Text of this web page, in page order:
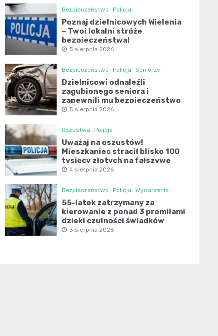
Bezpieczeństwo Policja
Poznaj dzielnicowych Wielenia
– Twoi lokalni stróże
bezpieczeństwa!
5 sierpnia 2026
Bezpieczeństwo Policja Seniorzy
Dzielnicowi odnaleźli
zagubionego seniora i
zapewnili mu bezpieczeństwo
5 sierpnia 2026
Oszustwa Policja
Uważaj na oszustów!
Mieszkaniec stracił blisko 100
tysięcy złotych na fałszywe
inwestycje
4 sierpnia 2026
Bezpieczeństwo Policja Wydarzenia
55-latek zatrzymany za
kierowanie z ponad 3 promilami
dzięki czujności świadków
3 sierpnia 2026